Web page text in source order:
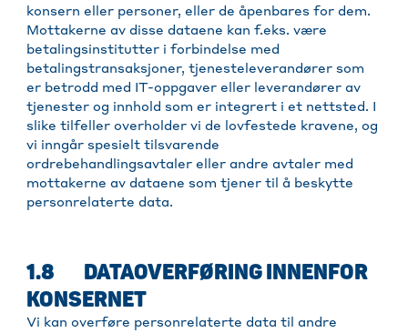
konsern eller personer, eller de åpenbares for dem.
Mottakerne av disse dataene kan f.eks. være
betalingsinstitutter i forbindelse med
betalingstransaksjoner, tjenesteleverandører som
er betrodd med IT-oppgaver eller leverandører av
tjenester og innhold som er integrert i et nettsted. I
slike tilfeller overholder vi de lovfestede kravene, og
vi inngår spesielt tilsvarende
ordrebehandlingsavtaler eller andre avtaler med
mottakerne av dataene som tjener til å beskytte
personrelaterte data.
1.8 DATAOVERFØRING INNENFOR
KONSERNET
Vi kan overføre personrelaterte data til andre